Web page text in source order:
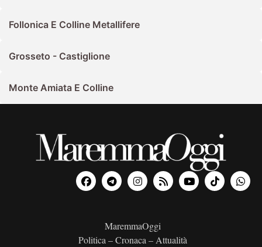
Follonica E Colline Metallifere
Grosseto - Castiglione
Monte Amiata E Colline
MaremmaOggi
Politica – Cronaca – Attualità